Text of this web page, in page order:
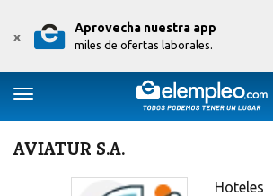
x
Aprovecha nuestra app
miles de ofertas laborales.
Toggle navigation
AVIATUR S.A.
Hoteles